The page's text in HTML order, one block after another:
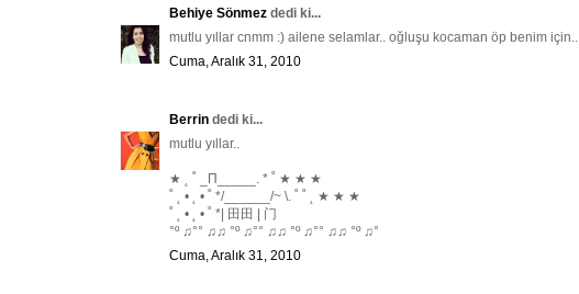
Behiye Sönmez dedi ki...
mutlu yıllar cnmm :) ailene selamlar.. oğluşu kocaman öp benim için..
Cuma, Aralık 31, 2010
Berrin dedi ki...
mutlu yıllar..
★ ˛ ˚ _Π_____. * ˚ ★ ★ ★
˚ ˛ • ˛ • ˚ */______/~ \. ˚ ˚ ˛ ★ ★ ★
˚ ˛ • ˛ • ˚ *| 田田 | 门
°º ♫°° ♫♫ °º ♫°° ♫♫ °º ♫°° ♫♫ °º ♫°
Cuma, Aralık 31, 2010